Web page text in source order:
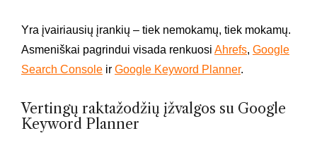
Yra įvairiausių įrankių – tiek nemokamų, tiek mokamų.
Asmeniškai pagrindui visada renkuosi Ahrefs, Google
Search Console ir Google Keyword Planner.
Vertingų raktažodžių įžvalgos su Google
Keyword Planner